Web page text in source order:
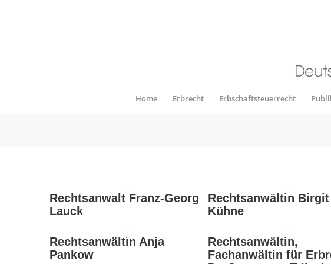
Home Erbrecht Erbschaftsteuerrecht
Rechtsanwalt Franz-Georg
Lauck
Rechtsanwältin Birgit
Kühne
Rechtsanwältin Anja
Pankow
Rechtsanwältin,
Fachanwältin für